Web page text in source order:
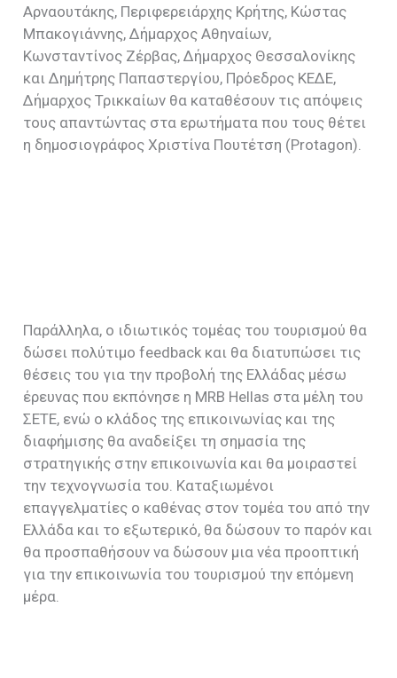
Αρναουτάκης, Περιφερειάρχης Κρήτης, Κώστας
Μπακογιάννης, Δήμαρχος Αθηναίων,
Κωνσταντίνος Ζέρβας, Δήμαρχος Θεσσαλονίκης
και Δημήτρης Παπαστεργίου, Πρόεδρος ΚΕΔΕ,
Δήμαρχος Τρικκαίων θα καταθέσουν τις απόψεις
τους απαντώντας στα ερωτήματα που τους θέτει
η δημοσιογράφος Χριστίνα Πουτέτση (Protagon).
Παράλληλα, ο ιδιωτικός τομέας του τουρισμού θα
δώσει πολύτιμο feedback και θα διατυπώσει τις
θέσεις του για την προβολή της Ελλάδας μέσω
έρευνας που εκπόνησε η MRB Hellas στα μέλη του
ΣΕΤΕ, ενώ ο κλάδος της επικοινωνίας και της
διαφήμισης θα αναδείξει τη σημασία της
στρατηγικής στην επικοινωνία και θα μοιραστεί
την τεχνογνωσία του. Καταξιωμένοι
επαγγελματίες ο καθένας στον τομέα του από την
Ελλάδα και το εξωτερικό, θα δώσουν το παρόν και
θα προσπαθήσουν να δώσουν μια νέα προοπτική
για την επικοινωνία του τουρισμού την επόμενη
μέρα.